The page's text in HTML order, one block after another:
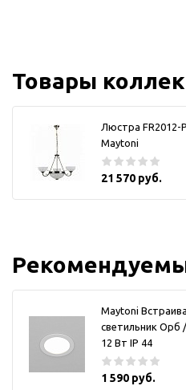
Товары
Люстра FR2012-
Maytoni
21 570 руб.
Maytoni
светильник Орб
12 Вт IP 44
1 590 руб.